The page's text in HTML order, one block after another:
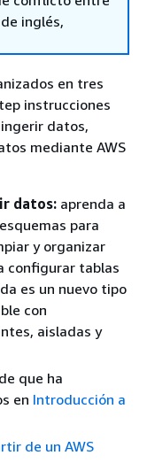
inglés,
en tres
instrucciones
datos,
mediante AWS
datos: aprenda a
para
y organizar
configurar tablas
es un nuevo tipo
con
aisladas y
que ha
en Introducción a
de un AWS